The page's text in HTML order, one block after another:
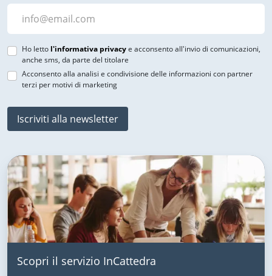
Ho letto l'informativa privacye acconsento all'invio di comunicazioni,
anche sms, da parte del titolare
Acconsento alla analisi e condivisione delle informazioni con partner
terzi per motivi di marketing
Iscriviti alla newsletter
Scopri il servizio InCattedra